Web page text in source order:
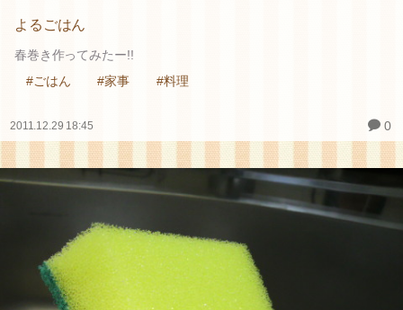
よるごはん
春巻き作ってみたー!!
#ごはん
#家事 #料理
2011.12.29 18:45 0